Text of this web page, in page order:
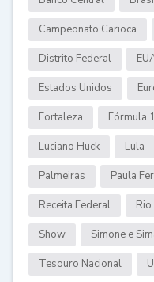
Campeonato Carioca
Distrito Federal
Estados Unidos
Fortaleza Fórmula 1
Luciano Huck Lula
Palmeiras Paula
Receita Federal Rio
Show Simone e
Tesouro Nacional